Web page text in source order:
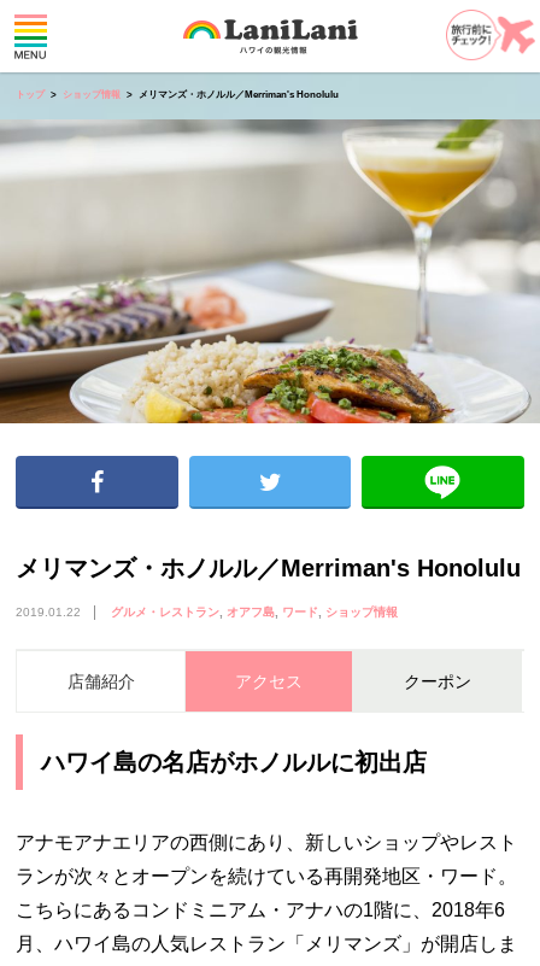
トップ ショップ情報 メリマンズ・ホノルル／Merriman's Honolulu
メリマンズ・ホノルル／Merriman's Honolulu
2019.01.22 グルメ・レストラン オアフ島 ワード ショップ情報
店舗紹介 アクセス クーポン
ハワイ島の名店がホノルルに初出店
アナモアナエリアの西側にあり、新しいショップやレスト
ランが次々とオープンを続けている再開発地区・ワード。
こちらにあるコンドミニアム・アナハの1階に、2018年6
月、ハワイ島の人気レストラン「メリマンズ」が開店しま